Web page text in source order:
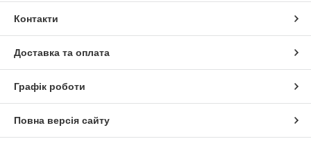
Контакти
Доставка та оплата
Графік роботи
Повна версія сайту